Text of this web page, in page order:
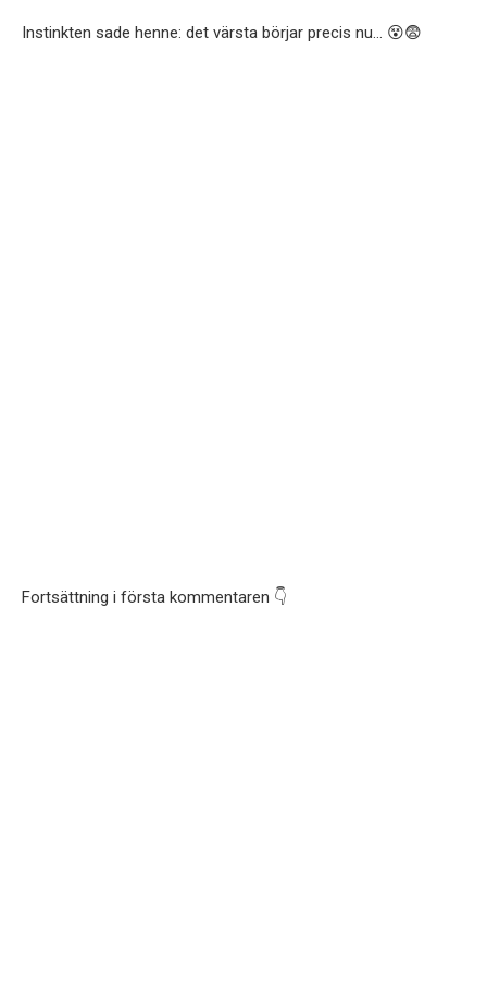
Instinkten sade henne: det värsta börjar precis nu… 😵😨
Fortsättning i första kommentaren 👇